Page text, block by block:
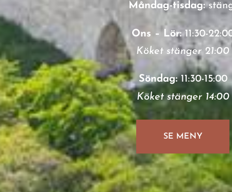
Måndag-tisdag:
Ons – Lör:11:30-
Köket stänger 21:00
Söndag:11:30-15:00
Köket stänger 14:00
SE MENY